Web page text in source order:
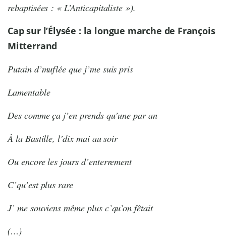
rebaptisées : « L’Anticapitaliste »).
Cap sur l’Élysée : la longue marche de François
Mitterrand
Putain d’muflée que j’me suis pris
Lamentable
Des comme ça j’en prends qu’une par an
À la Bastille, l’dix mai au soir
Ou encore les jours d’enterrement
C’qu’est plus rare
J’ me souviens même plus c’qu’on fêtait
(…)